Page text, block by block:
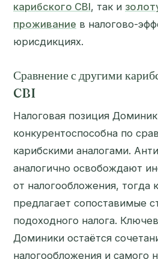
карибского CBI, так и
проживание в налогово-
юрисдикциях.
Сравнение с другими
CBI
Налоговая позиция
конкурентоспособна по
карибскими аналогами.
аналогично освобождают
от налогообложения, тогда
предлагает сопоставимые
подоходного налога.
Доминики остаётся
налогообложения и самого